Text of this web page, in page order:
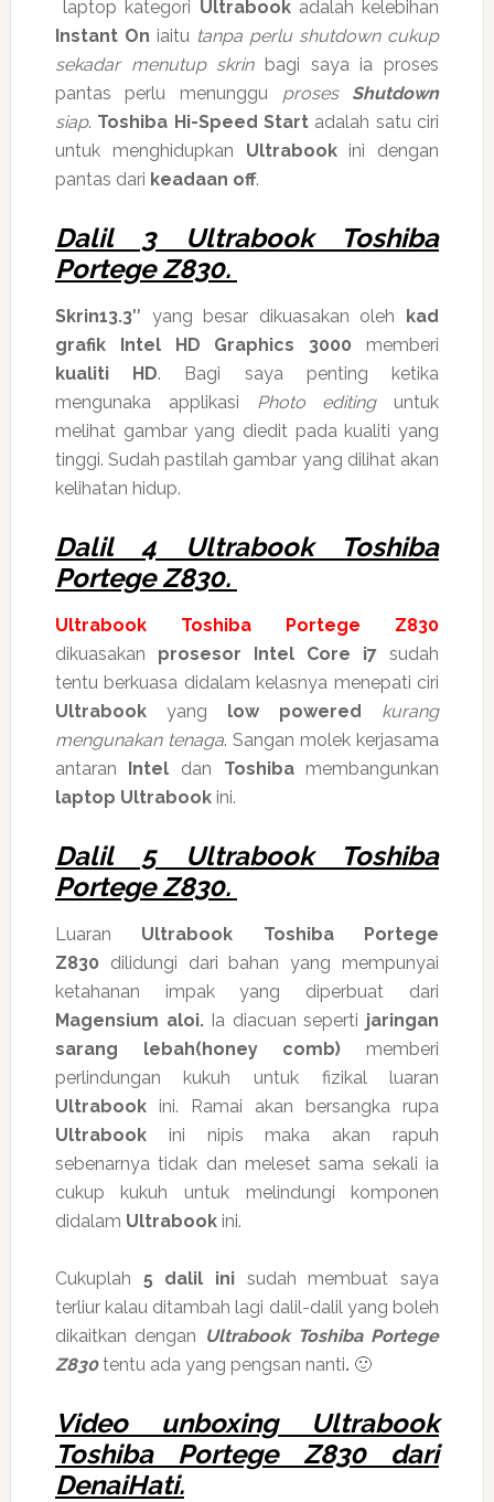
laptop kategori Ultrabookadalah kelebihan
Instant On iaitu tanpa perlu shutdown cukup
sekadar menutup skrinbagi saya ia proses
pantas perlu menunggu proses Shutdown
siap. Toshiba Hi-Speed Start adalah satu ciri
untuk menghidupkan Ultrabookini dengan
pantas dari keadaan off.
Dalil 3 Ultrabook Toshiba
Portege Z830.
Skrin13.3″ yang besar dikuasakan oleh kad
grafik Intel HD Graphics 3000 memberi
kualiti HD. Bagi saya penting ketika
mengunaka applikasi Photo editinguntuk
melihat gambar yang diedit pada kualiti yang
tinggi. Sudah pastilah gambar yang dilihat akan
kelihatan hidup.
Dalil 4 Ultrabook Toshiba
Portege Z830.
Ultrabook Toshiba Portege Z830
dikuasakan prosesor Intel Core i7 sudah
tentu berkuasa didalam kelasnya menepati ciri
Ultrabookyang low powered kurang
mengunakan tenaga. Sangan molek kerjasama
antaran Intel dan Toshibamembangunkan
laptop Ultrabookini.
Dalil 5 Ultrabook Toshiba
Portege Z830.
Luaran Ultrabook Toshiba Portege
Z830 dilidungi dari bahan yang mempunyai
ketahanan impak yang diperbuat dari
Magensium aloi. Ia diacuan seperti jaringan
sarang lebah(honey comb) memberi
perlindungan kukuh untuk fizikal luaran
Ultrabookini. Ramai akan bersangka rupa
Ultrabookini nipis maka akan rapuh
sebenarnya tidak dan meleset sama sekali ia
cukup kukuh untuk melindungi komponen
didalam Ultrabookini.
Cukuplah 5 dalil ini sudah membuat saya
terliur kalau ditambah lagi dalil-dalil yang boleh
dikaitkan dengan Ultrabook Toshiba Portege
Z830tentu ada yang pengsan nanti. 🙂
Video unboxing Ultrabook
Toshiba Portege Z830 dari
DenaiHati.